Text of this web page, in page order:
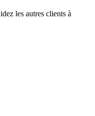
les autres clients à